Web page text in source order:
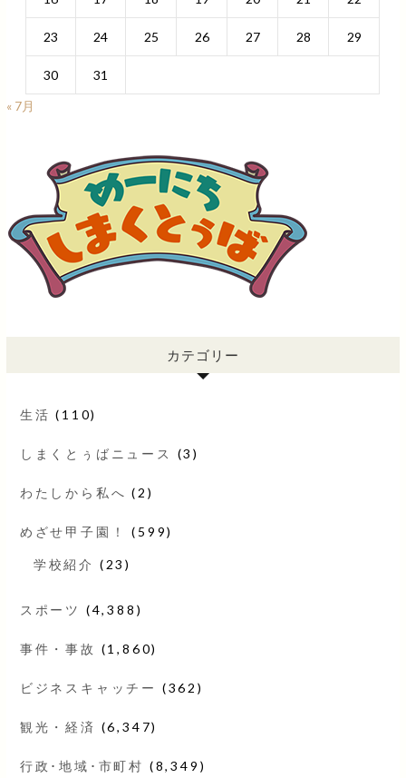
23 24 25 26 27 28 29
30
31
« 7月
カテゴリー
生活 (110)
しまくとぅばニュース (3)
わたしから私へ (2)
めざせ甲子園！ (599)
学校紹介 (23)
スポーツ (4,388)
事件・事故 (1,860)
ビジネスキャッチー (362)
観光・経済 (6,347)
行政･地域･市町村 (8,349)